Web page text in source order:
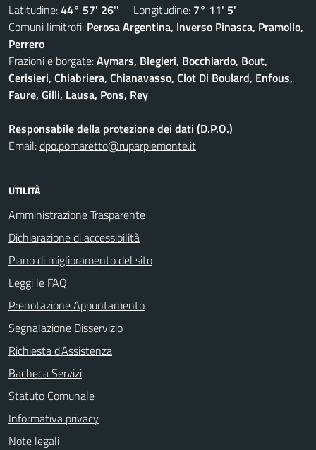
Latitudine:44° 57' 26'' Longitudine: 7° 11' 5'
Comuni limitrofi: Perosa Argentina, Inverso Pinasca, Pramollo,
Perrero
Frazioni e borgate:Aymars, Blegieri, Bocchiardo, Bout,
Cerisieri, Chiabriera, Chianavasso, Clot Di Boulard, Enfous,
Faure, Gilli, Lausa, Pons, Rey
Responsabile della protezione dei dati (D.P.O.)
Email:dpo.pomaretto@ruparpiemonte.it
UTILITÀ
Amministrazione Trasparente
Dichiarazione di accessibilità
Piano di miglioramento del sito
Leggi le FAQ
Prenotazione Appuntamento
Segnalazione Disservizio
Richiesta d'Assistenza
Bacheca Servizi
Statuto Comunale
Informativa privacy
Note legali